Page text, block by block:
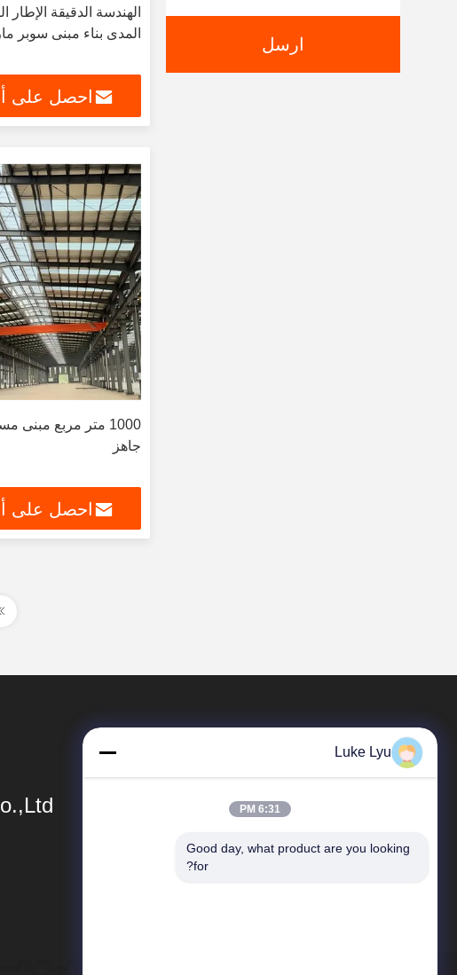
ارسل
الهندسة الدقيقة الإطار
المدى بناء مبنى سوبر
احصل على
1000 متر مربع
جاهز
احصل على
المنتجات
Luke Lyu
6:31 PM
Good day, what product are you looking
for?